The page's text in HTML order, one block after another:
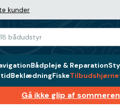
kunder
Bådpleje & Reparation
BeklædningFiske
Gå ikke glip af